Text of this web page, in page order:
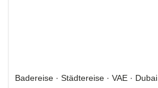
Badereise · Städtereise · VAE · Dubai